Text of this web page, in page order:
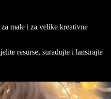
male i za velike kreativne
resurse, surađujte i lansirajte